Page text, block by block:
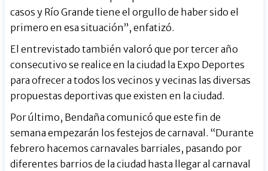
casos y Río Grande tiene el orgullo de haber sido el
primero en esa situación”, enfatizó.
El entrevistado también valoró que por tercer año
consecutivo se realice en la ciudad la Expo Deportes
para ofrecer a todos los vecinos y vecinas las diversas
propuestas deportivas que existen en la ciudad.
Por último, Bendaña comunicó que este fin de
semana empezarán los festejos de carnaval. “Durante
febrero hacemos carnavales barriales, pasando por
diferentes barrios de la ciudad hasta llegar al carnaval